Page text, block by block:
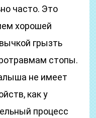
часто. Это
хорошей
грызть
стопы.
не имеет
как у
процесс